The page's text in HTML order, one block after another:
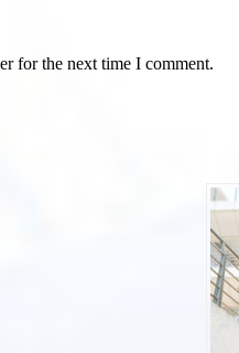
for the next time I comment.